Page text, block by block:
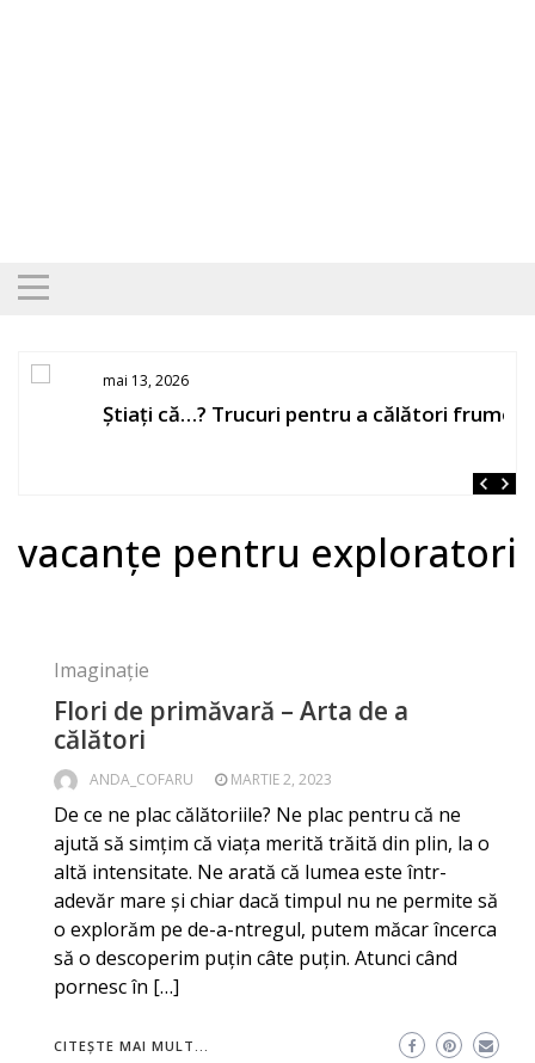
mai 13, 2026
Știați că…? Trucuri pentru a călători frumos
vacanțe pentru exploratori
Imaginație
Flori de primăvară – Arta de a
călători
ANDA_COFARU MARTIE 2, 2023
De ce ne plac călătoriile? Ne plac pentru că ne
ajută să simțim că viața merită trăită din plin, la o
altă intensitate. Ne arată că lumea este într-
adevăr mare și chiar dacă timpul nu ne permite să
o explorăm pe de-a-ntregul, putem măcar încerca
să o descoperim puțin câte puțin. Atunci când
pornesc în […]
CITEȘTE MAI MULT...